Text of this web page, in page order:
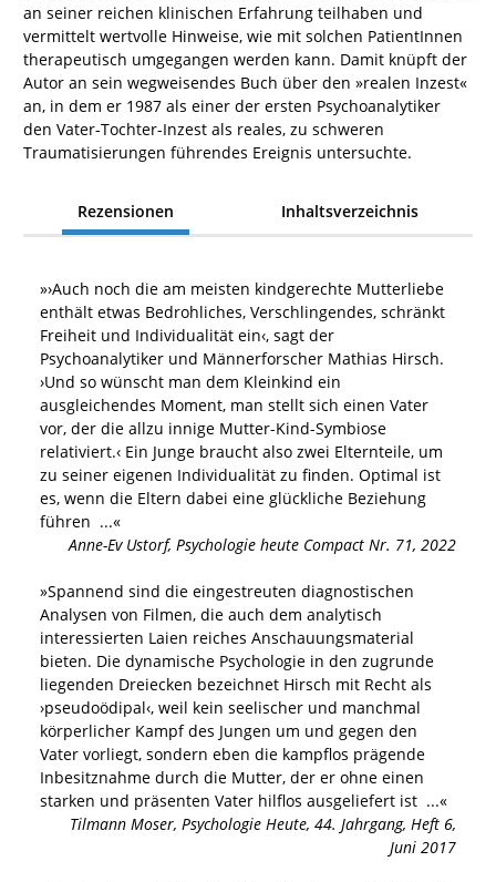
an seiner reichen klinischen Erfahrung teilhaben und
vermittelt wertvolle Hinweise, wie mit solchen PatientInnen
therapeutisch umgegangen werden kann. Damit knüpft der
Autor an sein wegweisendes Buch über den »realen Inzest«
an, in dem er 1987 als einer der ersten Psychoanalytiker
den Vater-Tochter-Inzest als reales, zu schweren
Traumatisierungen führendes Ereignis untersuchte.
Rezensionen Inhaltsverzeichnis
»›Auch noch die am meisten kindgerechte Mutterliebe
enthält etwas Be­drohliches, Verschlingendes, schränkt
Freiheit und Individualität ein‹, sagt der
Psychoanalytiker und Männerforscher Mathias Hirsch.
›Und so wünscht man dem Kleinkind ein
ausgleichendes Moment, man stellt sich einen Vater
vor, der die allzu innige Mutter-Kind-Symbiose
relativiert.‹ Ein Jun­ge braucht also zwei Elternteile, um
zu seiner eigenen Individualität zu finden. Optimal ist
es, wenn die Eltern dabei eine glückliche Beziehung
führen ...«
Anne-Ev Ustorf, Psychologie heute Compact Nr. 71, 2022
»Spannend sind die eingestreuten diagnostischen
Analysen von Filmen, die auch dem analytisch
interessierten Laien reiches Anschauungsmaterial
bieten. Die dynamische Psychologie in den zugrunde
liegenden Dreiecken bezeichnet Hirsch mit Recht als
›pseudoödipal‹, weil kein seelischer und manchmal
körperlicher Kampf des Jungen um und gegen den
Vater vorliegt, sondern eben die kampflos prägende
Inbesitznahme durch die Mutter, der er ohne einen
starken und präsenten Vater hilflos ausgeliefert ist ...«
Tilmann Moser, Psychologie Heute, 44. Jahrgang, Heft 6,
Juni 2017